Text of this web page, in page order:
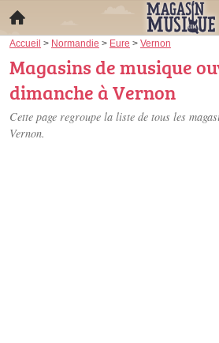
Accueil > Normandie > Eure > Vernon
Magasins de musique
dimanche à Vernon
Cette page regroupe la liste de tous les
Vernon.